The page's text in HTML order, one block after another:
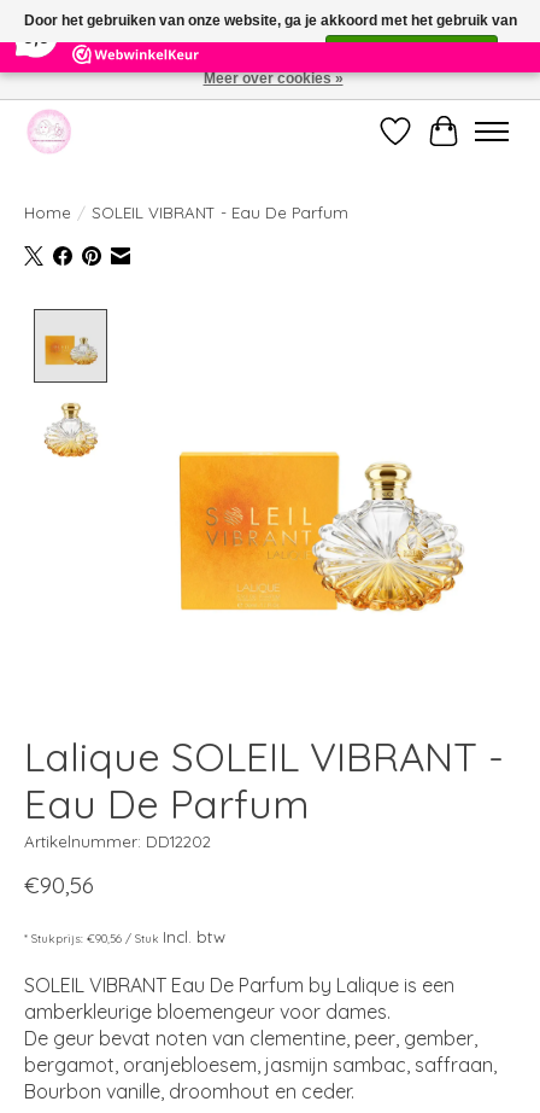
391 Reviews ×
Welkom bij de nieuwe webshop van Parfumerie Marie Rose
Verlanglijst
Home / SOLEIL VIBRANT - Eau De Parfum
Lalique SOLEIL VIBRANT -
Eau De Parfum
Artikelnummer: DD12202
€90,56
* Stukprijs: €90,56 / Stuk Incl. btw
SOLEIL VIBRANT Eau De Parfum by Lalique is een
amberkleurige bloemengeur voor dames.
De geur bevat noten van clementine, peer, gember,
bergamot, oranjebloesem, jasmijn sambac, saffraan,
Bourbon vanille, droomhout en ceder.
Door het gebruiken van onze website, ga je akkoord met het gebruik van
cookies om onze website te verbeteren.
Meer over cookies »